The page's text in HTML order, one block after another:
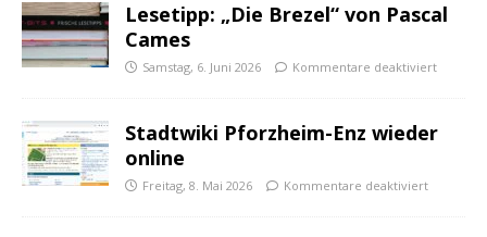
Lesetipp: „Die Brezel“ von Pascal
Cames
Samstag, 6. Juni 2026 Kommentare deaktiviert
Stadtwiki Pforzheim-Enz wieder
online
Freitag, 8. Mai 2026 Kommentare deaktiviert